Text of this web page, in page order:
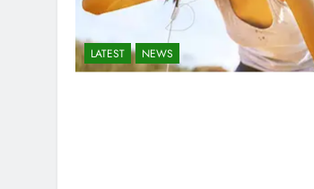
LATEST NEWS